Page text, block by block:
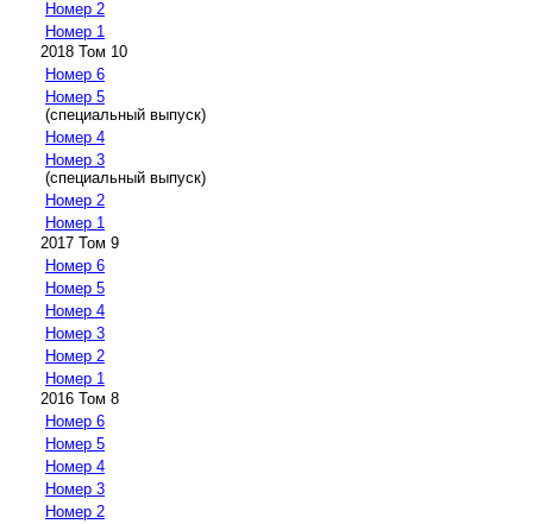
Номер 2
Номер 1
2018 Том 10
Номер 6
Номер 5
(специальный выпуск)
Номер 4
Номер 3
(специальный выпуск)
Номер 2
Номер 1
2017 Том 9
Номер 6
Номер 5
Номер 4
Номер 3
Номер 2
Номер 1
2016 Том 8
Номер 6
Номер 5
Номер 4
Номер 3
Номер 2